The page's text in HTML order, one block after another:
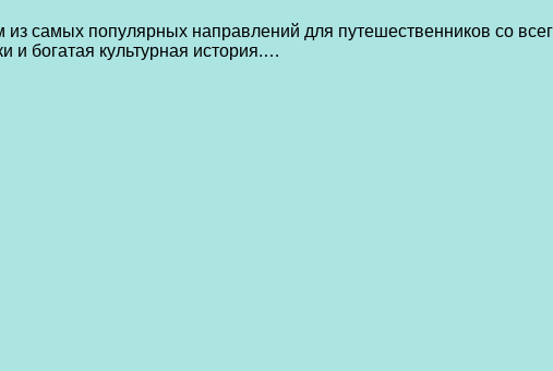
самых популярных направлений для путешественников со
богатая культурная история.…